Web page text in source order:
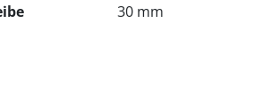
30 mm